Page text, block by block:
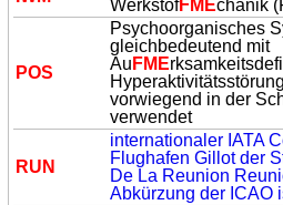
WerkstofFMEchanik
POS
Psychoorganisches
gleichbedeutend mit
Au FME
vorwiegend in der
verwendet
RUN
internationaler IATA
Flughafen Gillot der
De La Reunion
Abkürzung der ICAO